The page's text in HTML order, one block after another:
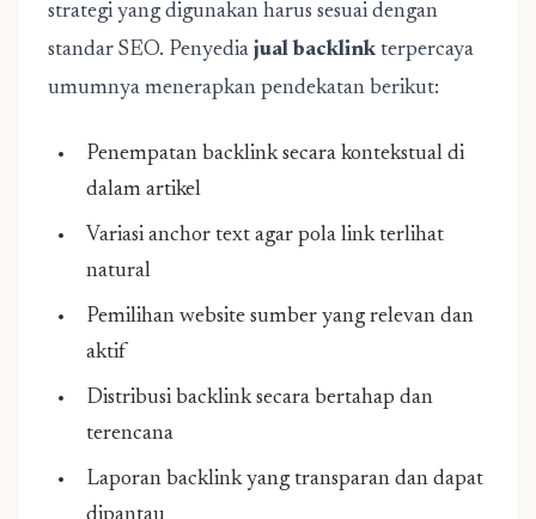
strategi yang digunakan harus sesuai dengan
standar SEO. Penyedia jual backlink terpercaya
umumnya menerapkan pendekatan berikut:
Penempatan backlink secara kontekstual di
dalam artikel
Variasi anchor text agar pola link terlihat
natural
Pemilihan website sumber yang relevan dan
aktif
Distribusi backlink secara bertahap dan
terencana
Laporan backlink yang transparan dan dapat